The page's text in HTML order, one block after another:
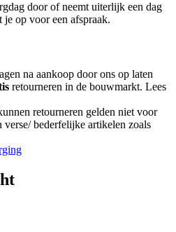
door of neemt uiterlijk een dag
op voor een afspraak.
na aankoop door ons op laten
retourneren in de bouwmarkt. Lees
retourneren gelden niet voor
verse/ bederfelijke artikelen zoals